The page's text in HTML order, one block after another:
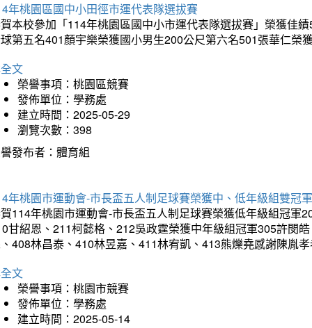
年桃園區國中小田徑市運代表隊選拔賽
本校參加「114年桃園區國中小市運代表隊選拔賽」榮獲佳
第五名401顏宇樂榮獲國小男生200公尺第六名501張華仁
文
榮譽事項：桃園區競賽
發佈單位：學務處
建立時間：2025-05-29
瀏覽次數：398
發布者：體育組
年桃園市運動會-市長盃五人制足球賽榮獲中、低年級組雙冠軍
114年桃園市運動會-市長盃五人制足球賽榮獲低年級組冠
甘紹恩、211柯懿格、212吳政霆榮獲中年級組冠軍305許閔
408林昌泰、410林昱嘉、411林宥凱、413熊爍堯感謝陳胤
文
榮譽事項：桃園市競賽
發佈單位：學務處
建立時間：2025-05-14